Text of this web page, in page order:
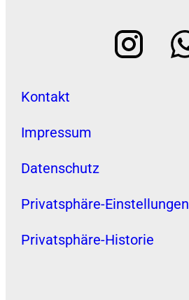
Kontakt
Impressum
Datenschutz
Privatsphäre-Einstellungen
Privatsphäre-Historie